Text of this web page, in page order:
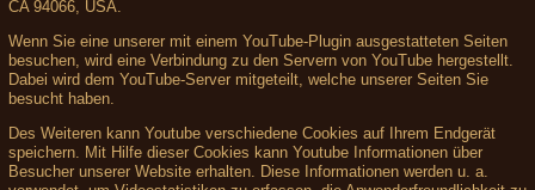
CA 94066, USA.
Wenn Sie eine unserer mit einem YouTube-Plugin ausgestatteten Seiten
besuchen, wird eine Verbindung zu den Servern von YouTube hergestellt.
Dabei wird dem YouTube-Server mitgeteilt, welche unserer Seiten Sie
besucht haben.
Des Weiteren kann Youtube verschiedene Cookies auf Ihrem Endgerät
speichern. Mit Hilfe dieser Cookies kann Youtube Informationen über
Besucher unserer Website erhalten. Diese Informationen werden u. a.